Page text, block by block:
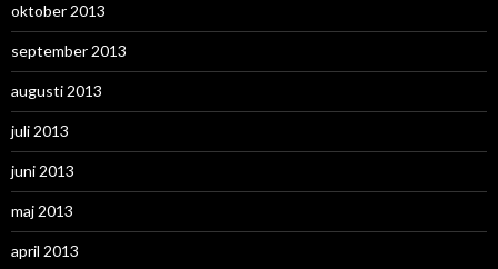
oktober 2013
september 2013
augusti 2013
juli 2013
juni 2013
maj 2013
april 2013